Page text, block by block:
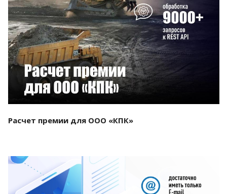
Смотреть проект
Расчет премии для ООО «КПК»